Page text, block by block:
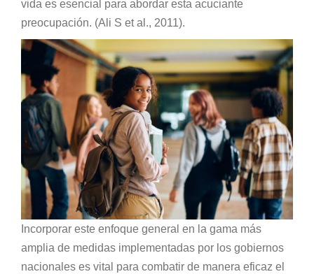
vida es esencial para abordar esta acuciante
preocupación. (Ali S et al., 2011).
Incorporar este enfoque general en la gama más
amplia de medidas implementadas por los gobiernos
nacionales es vital para combatir de manera eficaz el